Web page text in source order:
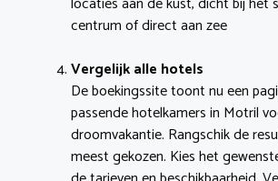
centrum of direct aan zee
Vergelijk alle hotels
De boekingssite toont nu een
passende hotelkamers in Motril
droomvakantie. Rangschik de
meest gekozen. Kies het